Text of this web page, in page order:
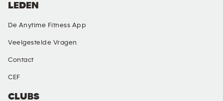
CLUBS
LEDEN
De Anytime Fitness App
Veelgestelde Vragen
Contact
CEF